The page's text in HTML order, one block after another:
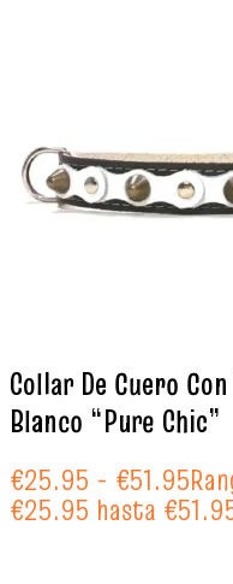
Collar De Cuero
Blanco “Pure Chic”
€25.95 - €51.95
€25.95 hasta